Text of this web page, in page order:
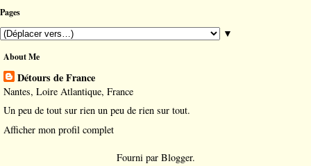
Pages
▼
About Me
Détours de France
Nantes, Loire Atlantique, France
Un peu de tout sur rien un peu de rien sur tout.
Afficher mon profil complet
Fourni par Blogger.